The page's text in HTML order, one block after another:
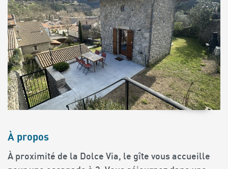
À propos
À proximité de la Dolce Via, le gîte vous accueille